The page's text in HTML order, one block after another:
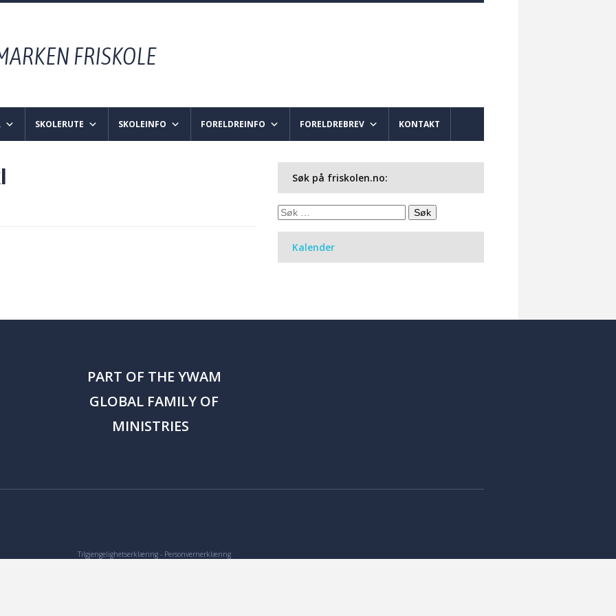
SKOLERUTE SKOLEINFO FORELDREINFO FORELDREBREV KONTAKT
Søk på friskolen.no:
Søk
etter:
Kalender
PART OF THE YWAM
GLOBAL FAMILY OF
MINISTRIES
Tilgjengelighetserklæring- Personvernerklæring